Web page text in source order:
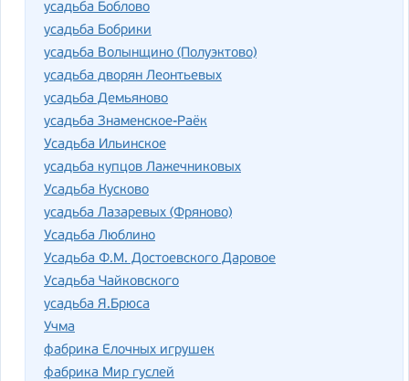
усадьба Боблово
усадьба Бобрики
усадьба Волынщино (Полуэктово)
усадьба дворян Леонтьевых
усадьба Демьяново
усадьба Знаменское-Раёк
Усадьба Ильинское
усадьба купцов Лажечниковых
Усадьба Кусково
усадьба Лазаревых (Фряново)
Усадьба Люблино
Усадьба Ф.М. Достоевского Даровое
Усадьба Чайковского
усадьба Я.Брюса
Учма
фабрика Елочных игрушек
фабрика Мир гуслей